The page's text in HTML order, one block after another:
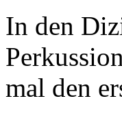
In den
mal den